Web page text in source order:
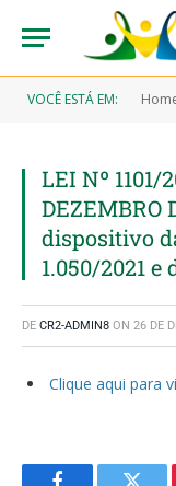
VOCÊ ESTÁ EM:
LEI Nº 1101/
DEZEMBRO
dispositivo
1.050/2021
DE CR2-ADMIN8 ON 26 DE
Clique aqui para